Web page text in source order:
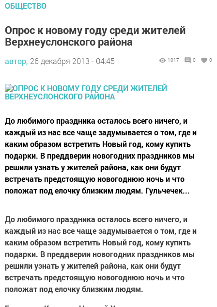
ОБЩЕСТВО
Опрос к новому году среди жителей
Верхнеуслонского района
автор, 26 декабря 2013 - 04:45 1017 0 0
До любимого праздника осталось всего ничего, и
каждый из нас все чаще задумывается о том, где и
каким образом встретить Новый год, кому купить
подарки. В преддверии новогодних праздников мы
решили узнать у жителей района, как они будут
встречать предстоящую новогоднюю ночь и что
положат под елочку близким людям. Гульчечек...
До любимого праздника осталось всего ничего, и
каждый из нас все чаще задумывается о том, где и
каким образом встретить Новый год, кому купить
подарки. В преддверии новогодних праздников мы
решили узнать у жителей района, как они будут
встречать предстоящую новогоднюю ночь и что
положат под елочку близким людям.